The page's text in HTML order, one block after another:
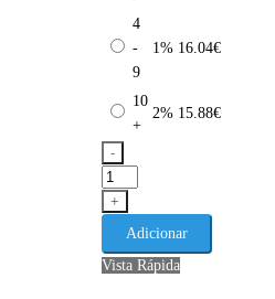
4
-
9
1% 16.04€
10
+
2% 15.88€
-
Quantidade
de
Silk
Irish
+
Adicionar
Vista Rápida